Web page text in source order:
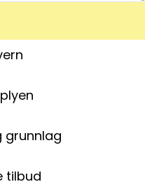
grunnlag
tilbud